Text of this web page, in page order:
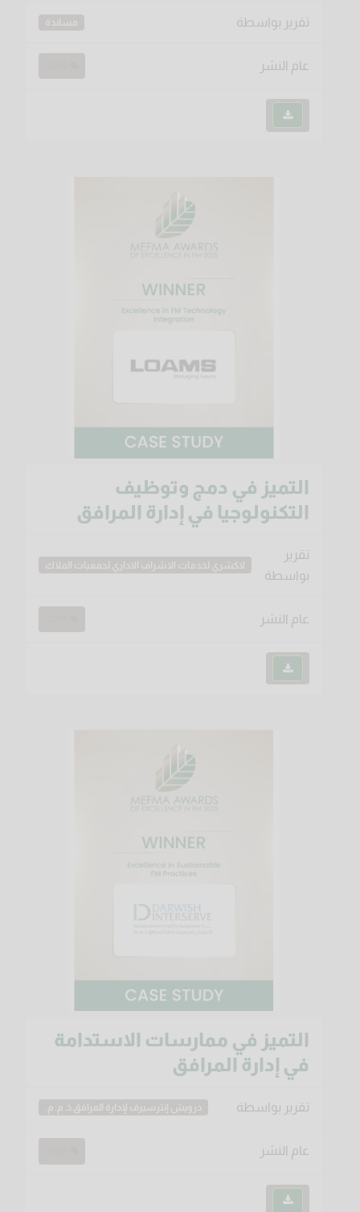
تقرير بواسطة مساندة
عام النشر
التميز في دمج وتوظيف
التكنولوجيا في إدارة المرافق
تقرير
بواسطة
لاكشري لخدمات الاشراف الاداري لجمعيات الملاك
عام النشر
التميز في ممارسات الاستدامة
في إدارة المرافق
تقرير بواسطة درويش إنترسيرف لإدارة المرافق ذ. م. م.
عام النشر